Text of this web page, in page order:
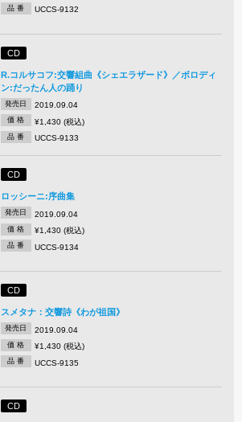
品 番 UCCS-9132
CD
R.コルサコフ:交響組曲《シェエラザード》／ボロディ
ン:だったん人の踊り
発売日 2019.09.04
価 格 ¥1,430 (税込)
品 番 UCCS-9133
CD
ロッシーニ:序曲集
発売日 2019.09.04
価 格 ¥1,430 (税込)
品 番 UCCS-9134
CD
スメタナ：交響詩《わが祖国》
発売日 2019.09.04
価 格 ¥1,430 (税込)
品 番 UCCS-9135
CD